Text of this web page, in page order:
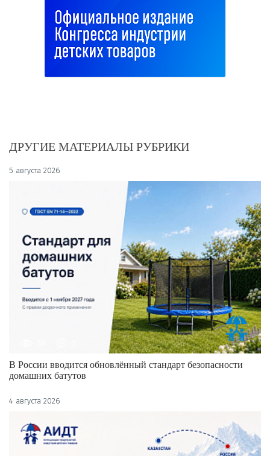
ДРУГИЕ МАТЕРИАЛЫ РУБРИКИ
5 августа 2026
В России вводится обновлённый стандарт безопасности
домашних батутов
4 августа 2026